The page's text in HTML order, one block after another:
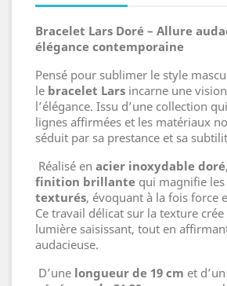
Bracelet Lars Doré – Allure
élégance contemporaine
Pensé pour sublimer le style
le bracelet Lars incarne une
l’élégance. Issu d’une collection
lignes affirmées et les matériaux
séduit par sa prestance et sa
Réalisé en acier inoxydable doré
finition brillante qui magnifie les
texturés, évoquant à la fois force
Ce travail délicat sur la texture
lumière saisissant, tout en
audacieuse.
D’une longueur de 19 cm et d’un